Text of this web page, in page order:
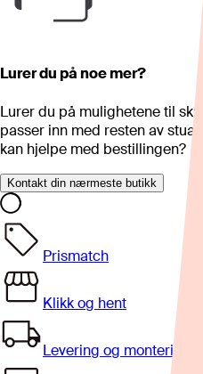
Lurer du på noe mer?
Lurer du på mulighetene til
passer inn med resten av
kan hjelpe med bestillingen?
Kontakt din nærmeste butikk
Prismatch
Klikk og hent
Levering og montering